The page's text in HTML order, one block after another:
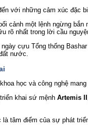
với những cảm xúc đặc
cảnh một lệnh ngừng
rõ nhất trong lời cầu
ngày cựu Tổng thống
nước.
học và công nghệ
khai sứ mệnh Artemis II
là tâm điểm của sự phát